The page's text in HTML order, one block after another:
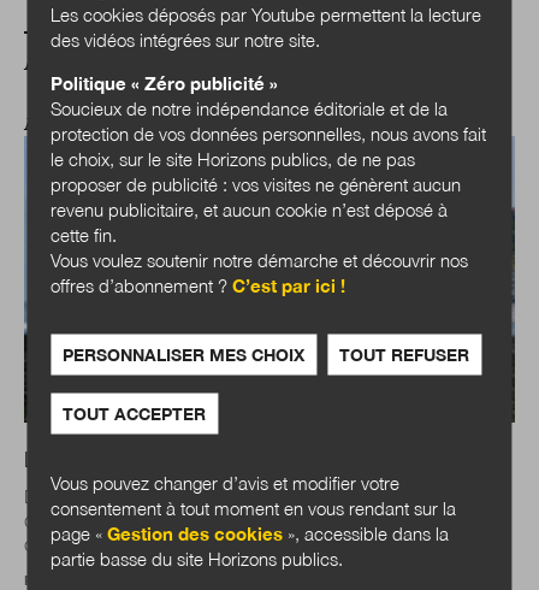
A LIRE AUSSI
ACTUALITÉS
Loi Littoral : un nouvel équilibre à trouver
Déblocage de l’action locale, posture de l’État
d’accompagnement des collectivités territoriales plutôt que
contrôleur sourcilleux, nécessité de...
Par
Les cookies déposés par Youtube permettent la lecture
des vidéos intégrées sur notre site.
Politique « Zéro publicité »
Soucieux de notre indépendance éditoriale et de la
protection de vos données personnelles, nous avons fait
le choix, sur le site Horizons publics, de ne pas
proposer de publicité : vos visites ne génèrent aucun
revenu publicitaire, et aucun cookie n’est déposé à
cette fin.
Vous voulez soutenir notre démarche et découvrir nos
offres d’abonnement ?C’est par ici !
PERSONNALISER MES CHOIX TOUT REFUSER
TOUT ACCEPTER
Vous pouvez changer d’avis et modifier votre
consentement à tout moment en vous rendant sur la
page «Gestion des cookies », accessible dans la
partie basse du site Horizons publics.